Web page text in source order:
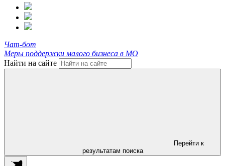
Чат-бот
Меры поддержки малого бизнеса в МО
Найти на сайте
Перейти к
результатам поиска